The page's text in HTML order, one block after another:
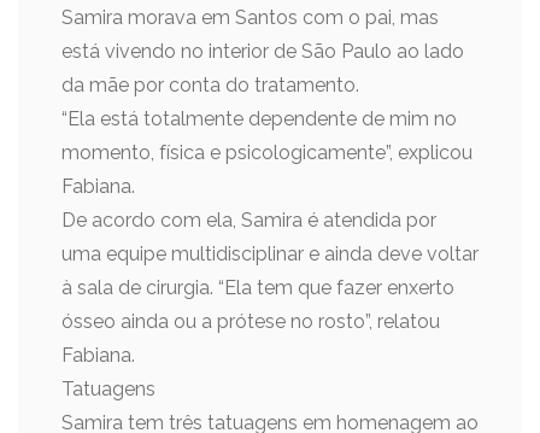
Samira morava em Santos com o pai, mas
está vivendo no interior de São Paulo ao lado
da mãe por conta do tratamento.
“Ela está totalmente dependente de mim no
momento, física e psicologicamente”, explicou
Fabiana.
De acordo com ela, Samira é atendida por
uma equipe multidisciplinar e ainda deve voltar
à sala de cirurgia. “Ela tem que fazer enxerto
ósseo ainda ou a prótese no rosto”, relatou
Fabiana.
Tatuagens
Samira tem três tatuagens em homenagem ao